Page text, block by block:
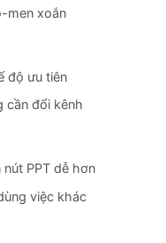
men xoắn
độ ưu tiên
cần đổi kênh
PPT dễ hơn
việc khác